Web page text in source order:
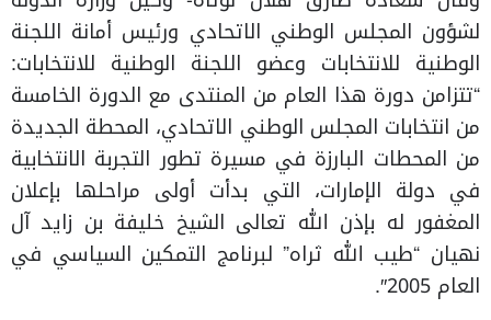
لشؤون المجلس الوطني الاتحادي ورئيس أمانة اللجنة
الوطنية للانتخابات وعضو اللجنة الوطنية للانتخابات:
“تتزامن دورة هذا العام من المنتدى مع الدورة الخامسة
من انتخابات المجلس الوطني الاتحادي، المحطة الجديدة
من المحطات البارزة في مسيرة تطور التجربة الانتخابية
في دولة الإمارات، التي بدأت أولى مراحلها بإعلان
المغفور له بإذن الله تعالى الشيخ خليفة بن زايد آل
نهيان “طيب الله ثراه” لبرنامج التمكين السياسي في
العام 2005″.